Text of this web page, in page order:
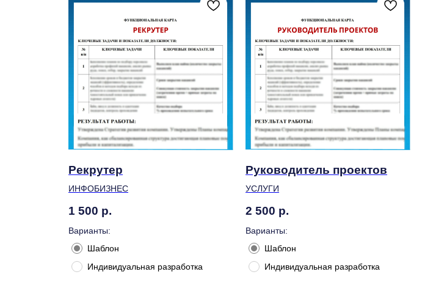
Рекрутер
ИНФОБИЗНЕС
1 500 р.
Варианты:
Шаблон
Индивидуальная разработка
Руководитель проектов
УСЛУГИ
2 500 р.
Варианты:
Шаблон
Индивидуальная разработка